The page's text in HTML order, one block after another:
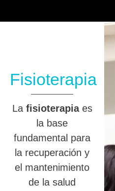
Fisioterapia
La fisioterapiaes
la base
fundamental para
la recuperación y
el mantenimiento
de la salud